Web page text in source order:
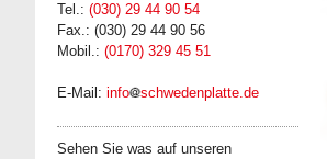
Tel.: (030) 29 44 90 54
Fax.: (030) 29 44 90 56
Mobil.: (0170) 329 45 51
E-Mail: info schwedenplatte.de
Sehen Sie was auf unseren